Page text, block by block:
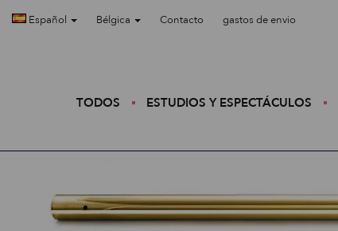
Español Bélgica Contacto gastos de envio
TODOS ESTUDIOS Y ESPECTÁCULOS